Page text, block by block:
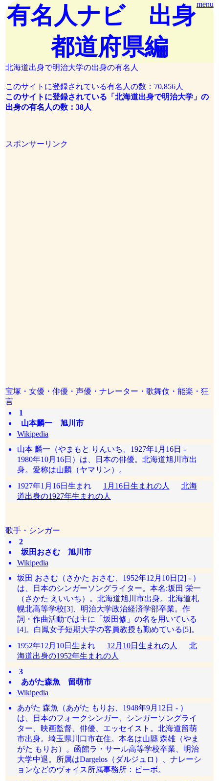
menu
有名人ナビ 出身
都道府県編
北海道出身で明治大学の出身の有名人
このサイトに登録されている有名人の数：70,856人
このサイトに登録されている「北海道出身で明治大学」の
出身の有名人の数：38人
スポンサーリンク
宝塚・女優・俳優・声優・ナレーター・歌舞伎・能楽・狂
言
1
山本麟一 旭川市
Wikipedia
山本 麟一（やまもと りんいち、1927年1月16日 -
1980年10月16日）は、日本の俳優。北海道旭川市出
身。愛称は山麟（ヤマリン）。
1927年1月16日生まれ 1月16日生まれの人
北海
道出身の1927年生まれの人
歌手・シンガー
2
坂田おさむ 旭川市
Wikipedia
坂田 おさむ（さかた おさむ、1952年12月10日[2] - ）
は、日本のシンガーソングライター。本名:坂田 栄一
（さかた えいいち）。北海道旭川市出身。北海道札
幌北高等学校[3]、明治大学政治経済学部卒業。作
詞・作曲活動では主に「坂田修」の名を用いている
[4]。白鳳女子短期大学の客員教授も勤めている[5]。
1952年12月10日生まれ 12月10日生まれの人
北
海道出身の1952年生まれの人
3
あがた森魚 留萌市
Wikipedia
あがた 森魚（あがた もりお、1948年9月12日 - ）
は、日本のフォークシンガー、シンガーソングライ
ター、映画監督、俳優、エッセイスト。北海道留萌
市出身。埼玉県川口市在住。本名は山縣 森雄（やま
がた もりお）。函館ラ・サール高等学校卒業、明治
大学中退。所属はDargelos（ダルジュロ）、ナレーシ
ョンなどのヴォイス所属事務所：ビーボ。